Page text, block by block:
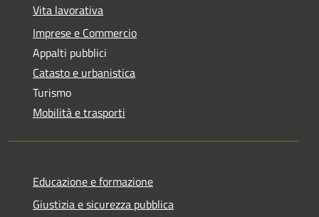
Vita lavorativa
Imprese e Commercio
Appalti pubblici
Catasto e urbanistica
Turismo
Mobilità e trasporti
Educazione e formazione
Giustizia e sicurezza pubblica